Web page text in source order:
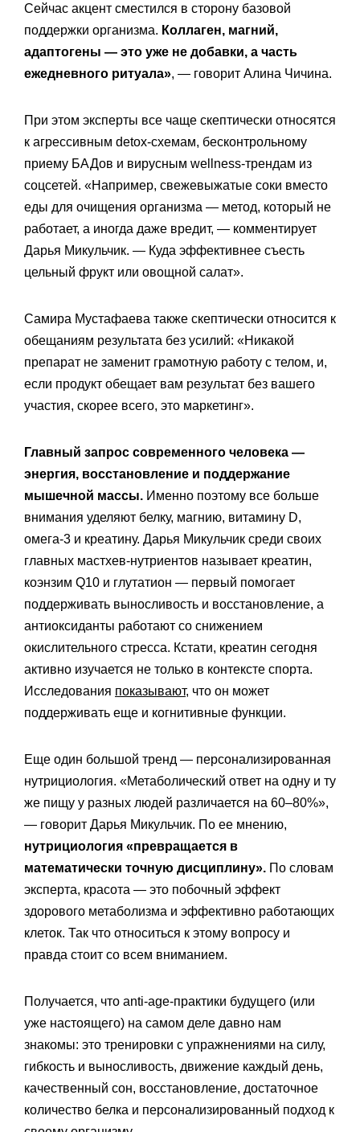
Сейчас акцент сместился в сторону базовой
поддержки организма. Коллаген, магний,
адаптогены — это уже не добавки, а часть
ежедневного ритуала», — говорит Алина Чичина.
При этом эксперты все чаще скептически относятся
к агрессивным detox-схемам, бесконтрольному
приему БАДов и вирусным wellness-трендам из
соцсетей. «Например, свежевыжатые соки вместо
еды для очищения организма — метод, который не
работает, а иногда даже вредит, — комментирует
Дарья Микульчик. — Куда эффективнее съесть
цельный фрукт или овощной салат».
Самира Мустафаева также скептически относится к
обещаниям результата без усилий: «Никакой
препарат не заменит грамотную работу с телом, и,
если продукт обещает вам результат без вашего
участия, скорее всего, это маркетинг».
Главный запрос современного человека —
энергия, восстановление и поддержание
мышечной массы. Именно поэтому все больше
внимания уделяют белку, магнию, витамину D,
омега-3 и креатину. Дарья Микульчик среди своих
главных мастхев-нутриентов называет креатин,
коэнзим Q10 и глутатион — первый помогает
поддерживать выносливость и восстановление, а
антиоксиданты работают со снижением
окислительного стресса. Кстати, креатин сегодня
активно изучается не только в контексте спорта.
Исследования показывают, что он может
поддерживать еще и когнитивные функции.
Еще один большой тренд — персонализированная
нутрициология. «Метаболический ответ на одну и ту
же пищу у разных людей различается на 60–80%»,
— говорит Дарья Микульчик. По ее мнению,
нутрициология «превращается в
математически точную дисциплину». По словам
эксперта, красота — это побочный эффект
здорового метаболизма и эффективно работающих
клеток. Так что относиться к этому вопросу и
правда стоит со всем вниманием.
Получается, что anti-age-практики будущего (или
уже настоящего) на самом деле давно нам
знакомы: это тренировки с упражнениями на силу,
гибкость и выносливость, движение каждый день,
качественный сон, восстановление, достаточное
количество белка и персонализированный подход к